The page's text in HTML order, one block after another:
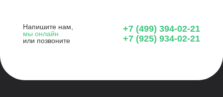
Напишите нам,
мы онлайн
или позвоните
+7 (499) 394-02-21
+7 (925) 934-02-21